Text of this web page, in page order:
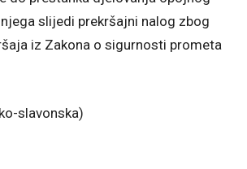
slijedi prekršajni nalog zbog
iz Zakona o sigurnosti prometa
slavonska)